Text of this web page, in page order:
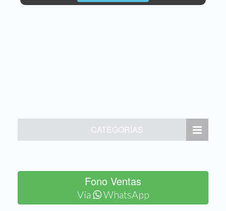
CATEGORIAS
Fono Ventas
Vía WhatsApp